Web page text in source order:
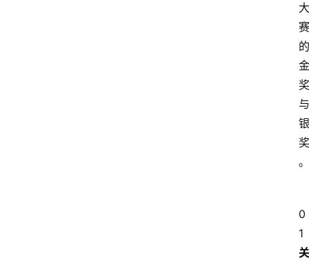
大
赛
的
金
奖
与
银
奖
。
0
1
关